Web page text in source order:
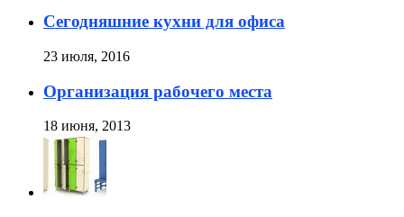
Сегодняшние кухни для офиса
23 июля, 2016
Организация рабочего места
18 июня, 2013